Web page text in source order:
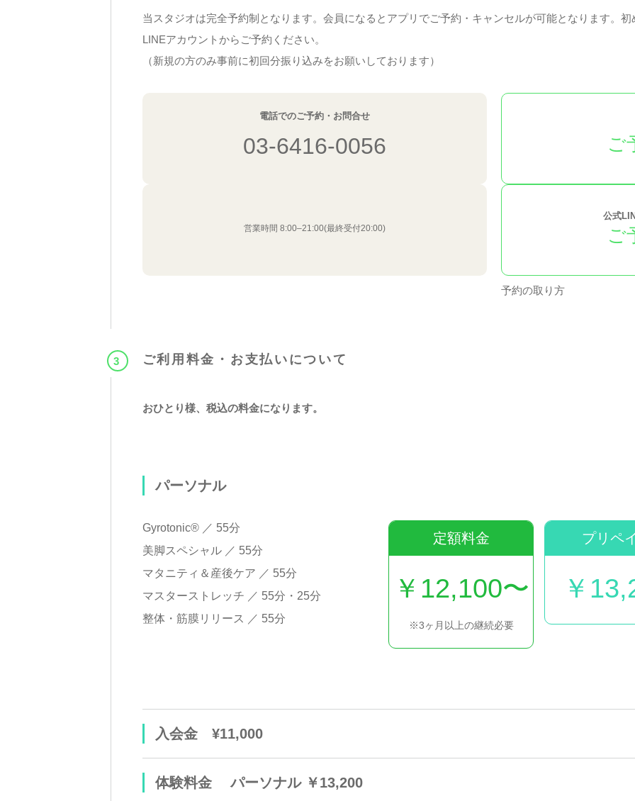
当スタジオは完全予約制となります。会員になるとアプリでご予約・キャンセルが可能となります。
LINEアカウントからご予約ください。
（新規の方のみ事前に初回分振り込みをお願いしております）
電話でのご予約・お問合せ
03-6416-0056
営業時間 8:00–21:00(最終受付20:00)
ご
公式
ご
予約の取り方
3 ご利用料金・お支払いについて
おひとり様、税込の料金になります。
パーソナル
Gyrotonic®︎ ／ 55分
美脚スペシャル ／ 55分
マタニティ＆産後ケア ／ 55分
マスターストレッチ ／ 55分・25分
整体・筋膜リリース ／ 55分
定額料金
￥12,100〜
※3ヶ月以上の継続必要
プリペ
￥
入会金 ¥11,000
体験料金 パーソナル ￥13,200